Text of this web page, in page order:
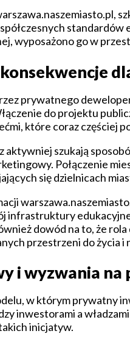
wyposażono go w
prywatnego
do projektu
które coraz częściej
aktywniej szukają
Połączenie
się dzielnicach
infrastruktury
dowód na to, że
przestrzeni do życia i
i wyzwania na
w którym prywatny
inwestorami a
inicjatyw.